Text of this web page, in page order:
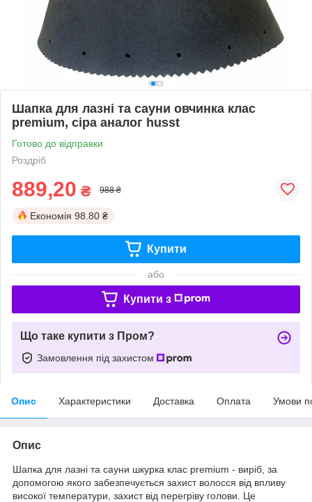
Шапка для лазні та сауни овчинка клас
premium, сіра аналог husst
Готово до відправки
Роздріб
889,20 ₴ 988 ₴
Економія 98.80 ₴
Купити
або
Купити з
Що таке купити з Пром?
Замовлення під захистом
Опис Характеристики Доставка Оплата Умови
Опис
Шапка для лазні та сауни шкурка клас premium - виріб, за
допомогою якого забезпечується захист волосся від впливу
високої температури, захист від перегріву голови. Це